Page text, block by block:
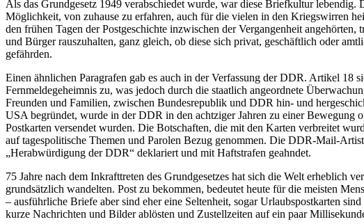
Als das Grundgesetz 1949 verabschiedet wurde, war diese Briefkultur
Möglichkeit, von zuhause zu erfahren, auch für die vielen in den Kriegswirren
den frühen Tagen der Postgeschichte inzwischen der Vergangenheit
und Bürger rauszuhalten, ganz gleich, ob diese sich privat, geschäftlich oder
gefährden.
Einen ähnlichen Paragrafen gab es auch in der Verfassung der DDR. Artikel
Fernmeldegeheimnis zu, was jedoch durch die staatlich angeordnete
Freunden und Familien, zwischen Bundesrepublik und DDR hin- und
USA begründet, wurde in der DDR in den achtziger Jahren zu einer Bewegung
Postkarten versendet wurden. Die Botschaften, die mit den Karten verbreitet
auf tagespolitische Themen und Parolen Bezug genommen. Die DDR-Mail-
„Herabwürdigung der DDR“ deklariert und mit Haftstrafen geahndet.
75 Jahre nach dem Inkrafttreten des Grundgesetzes hat sich die Welt erheblich
grundsätzlich wandelten. Post zu bekommen, bedeutet heute für die meisten
– ausführliche Briefe aber sind eher eine Seltenheit, sogar Urlaubspostkarten
kurze Nachrichten und Bilder ablösten und Zustellzeiten auf ein paar